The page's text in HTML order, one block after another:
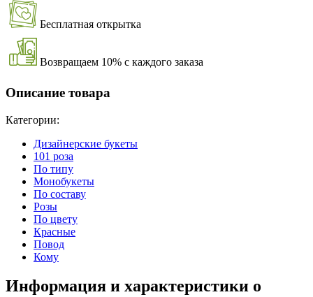
Бесплатная открытка
Возвращаем 10% с каждого заказа
Описание товара
Категории:
Дизайнерские букеты
101 роза
По типу
Монобукеты
По составу
Розы
По цвету
Красные
Повод
Кому
Информация и характеристики о